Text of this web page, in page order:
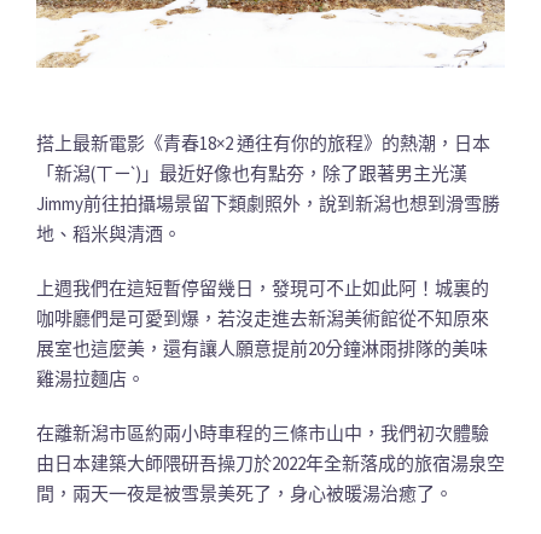
搭上最新電影《青春18×2 通往有你的旅程》的熱潮，日本
「新潟(ㄒㄧˋ)」最近好像也有點夯，除了跟著男主光漢
Jimmy前往拍攝場景留下類劇照外，說到新潟也想到滑雪勝
地、稻米與清酒。
上週我們在這短暫停留幾日，發現可不止如此阿！城裏的
咖啡廳們是可愛到爆，若沒走進去新潟美術館從不知原來
展室也這麼美，還有讓人願意提前20分鐘淋雨排隊的美味
雞湯拉麵店。
在離新潟市區約兩小時車程的三條市山中，我們初次體驗
由日本建築大師隈研吾操刀於2022年全新落成的旅宿湯泉空
間，兩天一夜是被雪景美死了，身心被暖湯治癒了。